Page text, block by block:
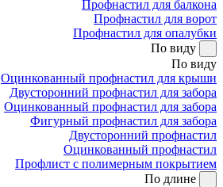
Профнастил для балкона
Профнастил для ворот
Профнастил для опалубки
По виду
По виду
Оцинкованный профнастил для крыши
Двусторонний профнастил для забора
Оцинкованный профнастил для забора
Фигурный профнастил для забора
Двусторонний профнастил
Оцинкованный профнастил
Профлист с полимерным покрытием
По длине